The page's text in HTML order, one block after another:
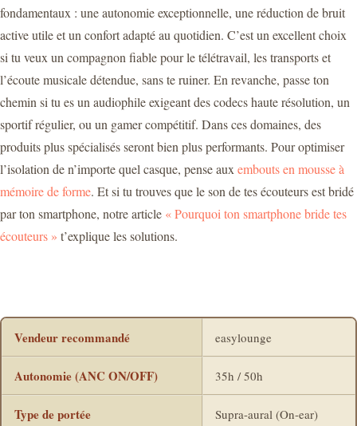
fondamentaux : une autonomie exceptionnelle, une réduction de bruit
active utile et un confort adapté au quotidien. C’est un excellent choix
si tu veux un compagnon fiable pour le télétravail, les transports et
l’écoute musicale détendue, sans te ruiner. En revanche, passe ton
chemin si tu es un audiophile exigeant des codecs haute résolution, un
sportif régulier, ou un gamer compétitif. Dans ces domaines, des
produits plus spécialisés seront bien plus performants. Pour optimiser
l’isolation de n’importe quel casque, pense aux embouts en mousse à
mémoire de forme. Et si tu trouves que le son de tes écouteurs est bridé
par ton smartphone, notre article « Pourquoi ton smartphone bride tes
écouteurs » t’explique les solutions.
Vendeur recommandé easylounge
Autonomie (ANC ON/OFF) 35h / 50h
Type de portée Supra-aural (On-ear)